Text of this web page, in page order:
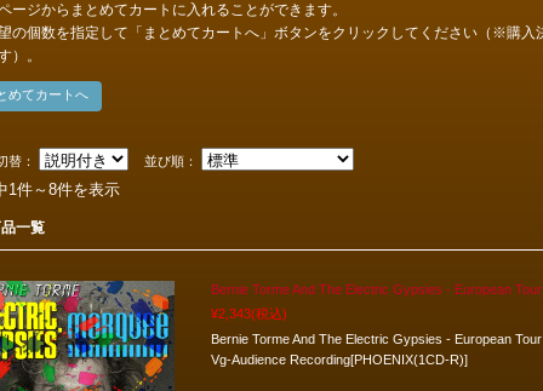
ージからまとめてカートに入れることができます。
の個数を指定して「まとめてカートへ」ボタンをクリックしてください（※購
）。
替： 並び順：
1件～8件を表示
一覧
Bernie Torme And The Electric Gypsies - European
¥2,343(税込)
Bernie Torme And The Electric Gypsies - European
Vg-Audience Recording[PHOENIX(1CD-R)]